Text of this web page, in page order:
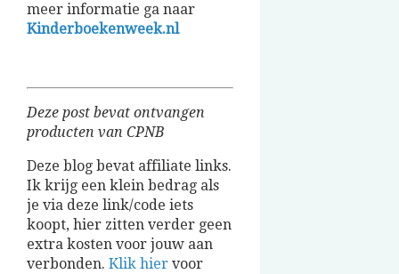
meer informatie ga naar
Kinderboekenweek.nl
Deze post bevat ontvangen
producten van CPNB
Deze blog bevat affiliate links.
Ik krijg een klein bedrag als
je via deze link/code iets
koopt, hier zitten verder geen
extra kosten voor jouw aan
verbonden. Klik hier voor